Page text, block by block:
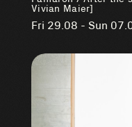
Vivian Maier]
Fri 29.08 - Sun